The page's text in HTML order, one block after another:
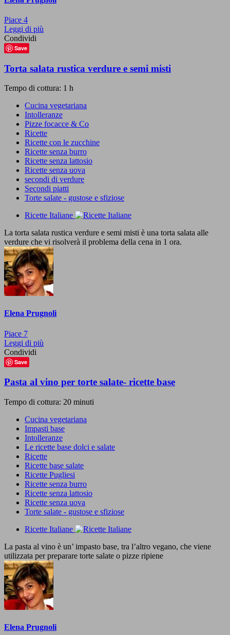
Piace 4
Leggi di più
Condividi
Save
Torta salata rustica verdure e semi misti
Tempo di cottura: 1 h
Cucina vegetariana
Intolleranze
Pizze focacce & Co
Ricette
Ricette con le zucchine
Ricette senza burro
Ricette senza lattosio
Ricette senza uova
secondi di verdure
Secondi piatti
Torte salate - gustose e sfiziose
Ricette Italiane
La torta salata rustica verdure e semi misti è una torta salata alle
verdure che vi risolverà il problema della cena in 1 ora.
Elena Prugnoli
Piace 7
Leggi di più
Condividi
Save
Pasta al vino per torte salate- ricette base
Tempo di cottura: 20 minuti
Cucina vegetariana
Impasti base
Intolleranze
Le ricette base dolci e salate
Ricette
Ricette base salate
Ricette Pugliesi
Ricette senza burro
Ricette senza lattosio
Ricette senza uova
Torte salate - gustose e sfiziose
Ricette Italiane
La pasta al vino è un’ impasto base, tra l’altro vegano, che viene
utilizzata per preparare torte salate o pizze ripiene
Elena Prugnoli